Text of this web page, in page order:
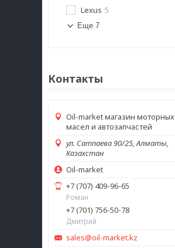
Lexus 5
Еще 7
Контакты
Oil-market магазин моторных
масел и автозапчастей
ул. Сатпаева 90/25, Алматы,
Казахстан
Oil-market
+7 (707) 409-96-65
Роман
+7 (701) 756-50-78
Дмитрий
sales@oil-market.kz